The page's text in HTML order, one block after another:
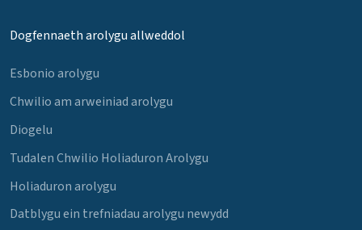
Dogfennaeth arolygu allweddol
Esbonio arolygu
Chwilio am arweiniad arolygu
Diogelu
Tudalen Chwilio Holiaduron Arolygu
Holiaduron arolygu
Datblygu ein trefniadau arolygu newydd